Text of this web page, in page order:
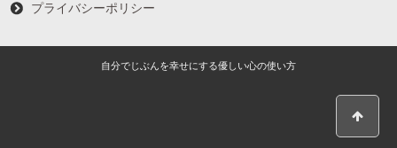
プライバシーポリシー
自分でじぶんを幸せにする優しい心の使い方